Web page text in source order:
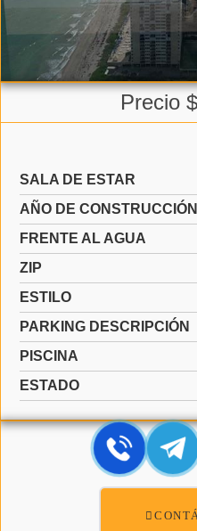
Precio
SALA DE ESTAR
AÑO DE CONSTRUCCIÓN
FRENTE AL AGUA
ZIP
ESTILO
PARKING DESCRIPCIÓN
PISCINA
ESTADO